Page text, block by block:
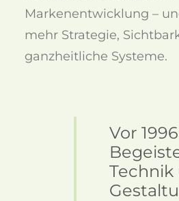
Markenentwicklung –
mehr Strategie,
ganzheitliche Systeme.
Historie
Vor
Technik